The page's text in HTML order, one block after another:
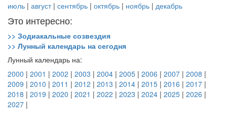
июль | август| сентябрь | октябрь | ноябрь | декабрь
Это интересно:
>> Зодиакальные созвездия
>> Лунный календарь на сегодня
Лунный календарь на:
2000 | 2001 | 2002 | 2003 | 2004 | 2005 | 2006 | 2007 | 2008 |
2009 | 2010 | 2011 | 2012 | 2013 | 2014 | 2015 | 2016 | 2017 |
2018 | 2019 | 2020 | 2021 | 2022 | 2023 | 2024 | 2025 | 2026 |
2027 |